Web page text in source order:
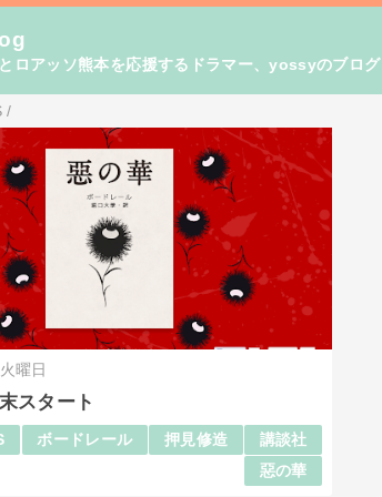
ロアッソ熊本を応援するドラマー、yossyのブログ
/
曜日
スタート
ボードレール 押見修造
講談社
惡の華